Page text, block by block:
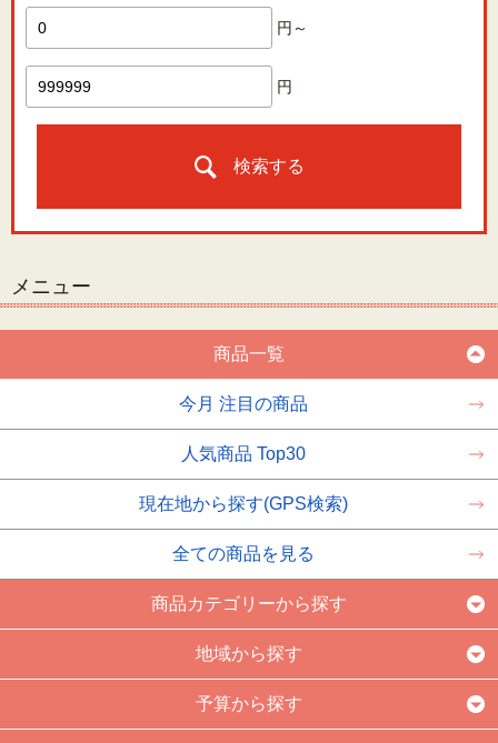
円～
円
検索する
メニュー
商品一覧
今月 注目の商品
人気商品 Top30
現在地から探す(GPS検索)
全ての商品を見る
商品カテゴリーから探す
地域から探す
予算から探す